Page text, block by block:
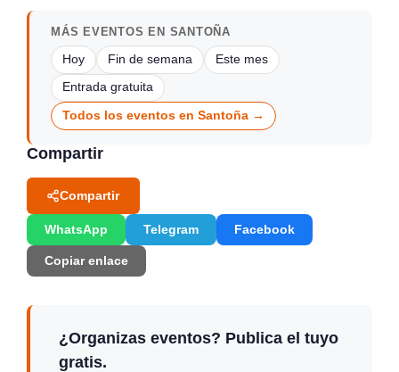
MÁS EVENTOS EN SANTOÑA
Hoy Fin de semana Este mes
Entrada gratuita
Todos los eventos en Santoña →
Compartir
Compartir
WhatsApp Telegram Facebook
Copiar enlace
¿Organizas eventos? Publica el tuyo
gratis.